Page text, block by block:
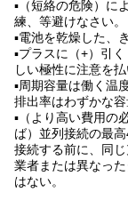
▪（短絡の危険）に
練、等避けなさい。
▪電池を乾燥した、
▪プラスに（+）引
しい極性に注意を払
▪周期容量は働く温
排出率はわずかな容
▪（より高い費用の
ば）並列接続の最
接続する前に、同
業者または異なっ
はない。